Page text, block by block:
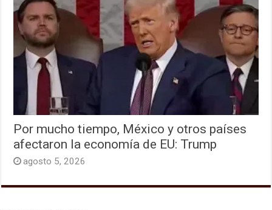
Por mucho tiempo, México y otros países
afectaron la economía de EU: Trump
agosto 5, 2026